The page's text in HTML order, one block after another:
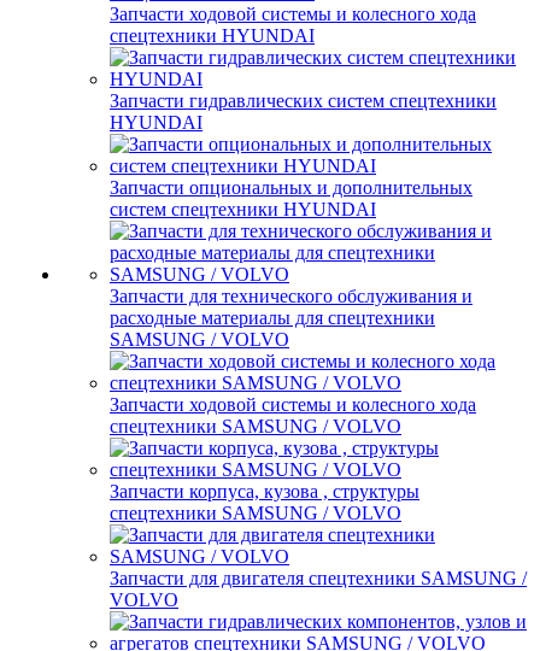
Запчасти ходовой системы и колесного хода
спецтехники HYUNDAI
Запчасти гидравлических систем спецтехники
HYUNDAI
Запчасти опциональных и дополнительных
систем спецтехники HYUNDAI
Запчасти для технического обслуживания и
расходные материалы для спецтехники
SAMSUNG / VOLVO
Запчасти ходовой системы и колесного хода
спецтехники SAMSUNG / VOLVO
Запчасти корпуса, кузова , структуры
спецтехники SAMSUNG / VOLVO
Запчасти для двигателя спецтехники SAMSUNG /
VOLVO